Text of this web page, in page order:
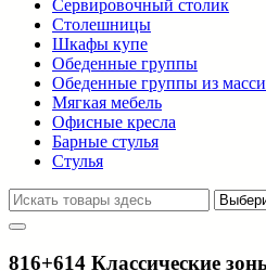
Сервировочный столик
Столешницы
Шкафы купе
Обеденные группы
Обеденные группы из
Мягкая мебель
Офисные кресла
Барные стулья
Стулья
816+614 Классические